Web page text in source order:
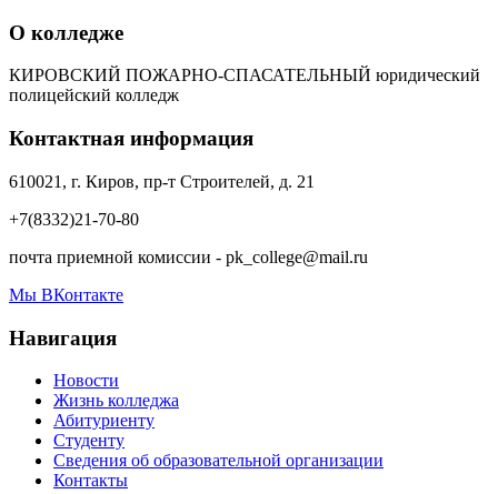
О колледже
КИРОВСКИЙ ПОЖАРНО-СПАСАТЕЛЬНЫЙ юридический
полицейский колледж
Контактная информация
610021, г. Киров, пр-т Строителей, д. 21
+7(8332)21-70-80
почта приемной комиссии - pk_college@mail.ru
Мы ВКонтакте
Навигация
Новости
Жизнь колледжа
Абитуриенту
Студенту
Сведения об образовательной организации
Контакты